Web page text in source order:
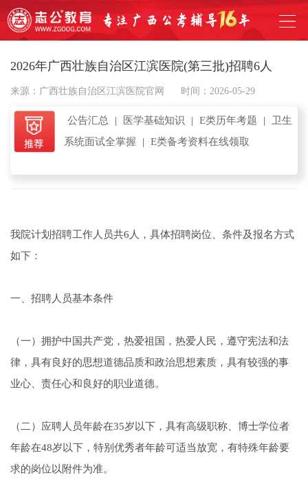
2026年广西壮族自治区江滨医院(第三批)招聘6人
来源：广西壮族自治区江滨医院官网 时间：2026-05-29
公告汇总 | 医学基础知识 | E类历年考题 |
卫生
系统面试全掌握
| E类备考资料在线领取
我院计划招聘工作人员共6人，具体招聘岗位、条件及报名方式
如下：
一、招聘人员基本条件
（一）拥护中国共产党，热爱祖国，热爱人民，遵守宪法和法
律，具有良好的思想道德品质和政治思想素质，具有较强的事
业心、责任心和良好的职业道德。
（二）应聘人员年龄在35岁以下，具有高级职称、博士学位者
年龄在48岁以下，特别优秀者年龄可适当放宽，有特殊年龄要
求的岗位以附件为准。